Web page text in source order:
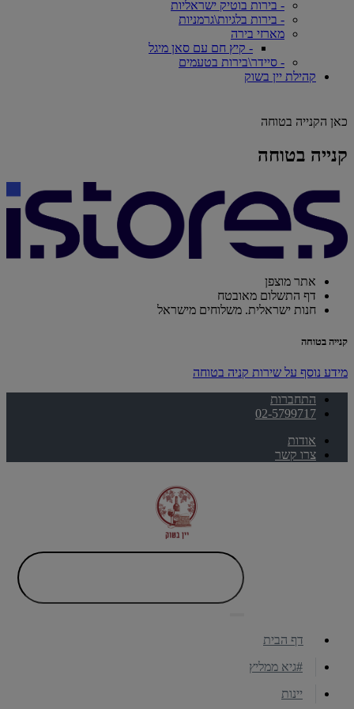
- בירות בוטיק ישראליות
- בירות בלגיות\גרמניות
מארזי בירה
- קיץ חם עם סאן מיגל
- סיידר\בירות בטעמים
קהילת יין בשוק
כאן הקנייה בטוחה
קנייה בטוחה
אתר מוצפן
דף התשלום מאובטח
חנות ישראלית. משלוחים מישראל
קנייה בטוחה
מידע נוסף על שירות קניה בטוחה
התחברות
02-5799717
אודות
צרו קשר
דף הבית
#גיא ממליץ
יינות